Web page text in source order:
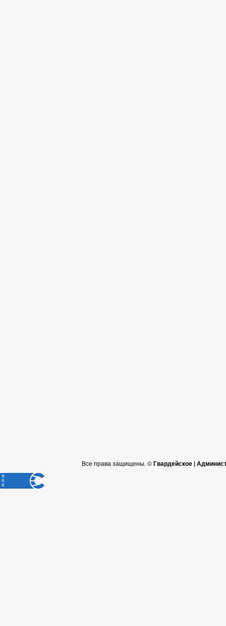
Все права защищены. ©Гвардейское |